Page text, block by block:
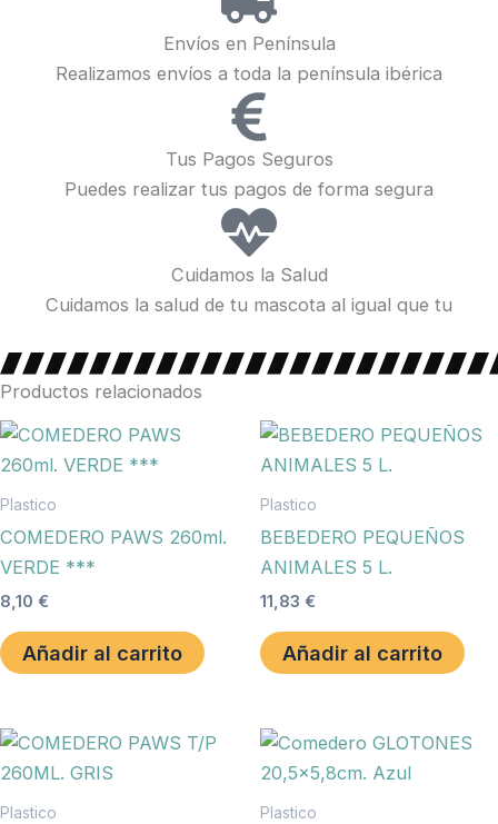
Envíos en Península
Realizamos envíos a toda la península ibérica
Tus Pagos Seguros
Puedes realizar tus pagos de forma segura
Cuidamos la Salud
Cuidamos la salud de tu mascota al igual que tu
Productos relacionados
Plastico
COMEDERO PAWS 260ml.
VERDE ***
8,10 €
Añadir al carrito
Plastico
BEBEDERO PEQUEÑOS
ANIMALES 5 L.
11,83 €
Añadir al carrito
Plastico Plastico